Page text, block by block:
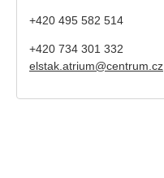
+420 495 582 514
+420 734 301 332
elstak.atrium@centrum.cz